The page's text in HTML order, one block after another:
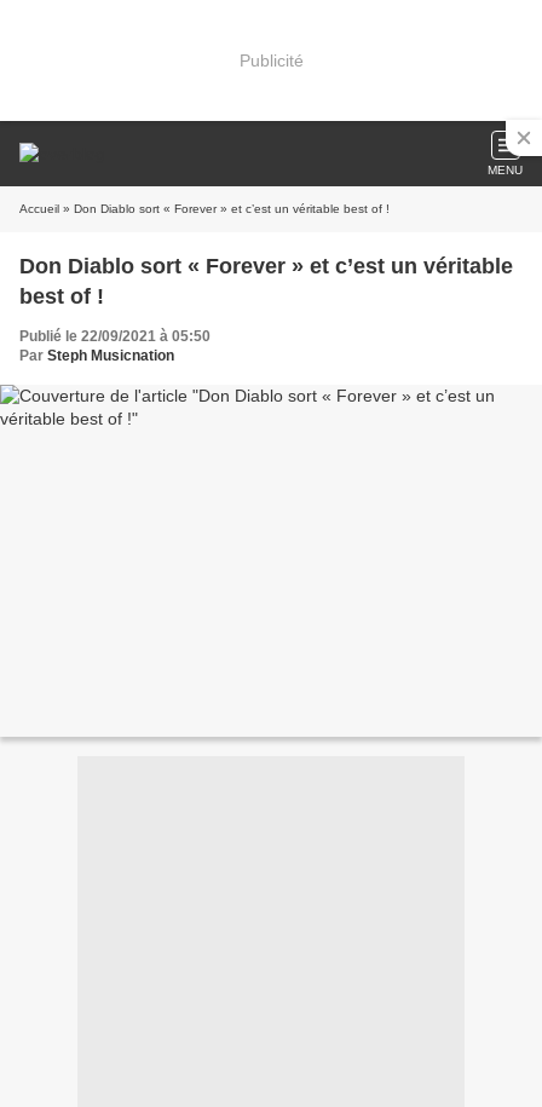
Publicité
MENU
Accueil » Don Diablo sort « Forever » et c’est un véritable best of !
Don Diablo sort « Forever » et c’est un véritable
best of !
Publié le 22/09/2021 à 05:50
Par Steph Musicnation